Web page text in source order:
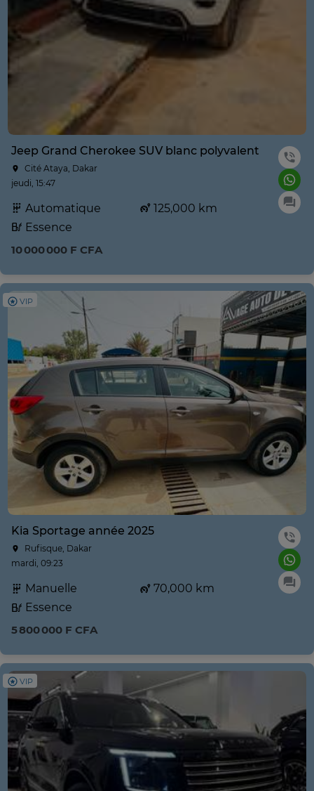
Jeep Grand Cherokee SUV blanc polyvalent
Cité Ataya, Dakar
jeudi, 15:47
Automatique
125,000 km
Essence
10 000 000 F CFA
VIP
Kia Sportage année 2025
Rufisque, Dakar
mardi, 09:23
Manuelle
70,000 km
Essence
5 800 000 F CFA
VIP